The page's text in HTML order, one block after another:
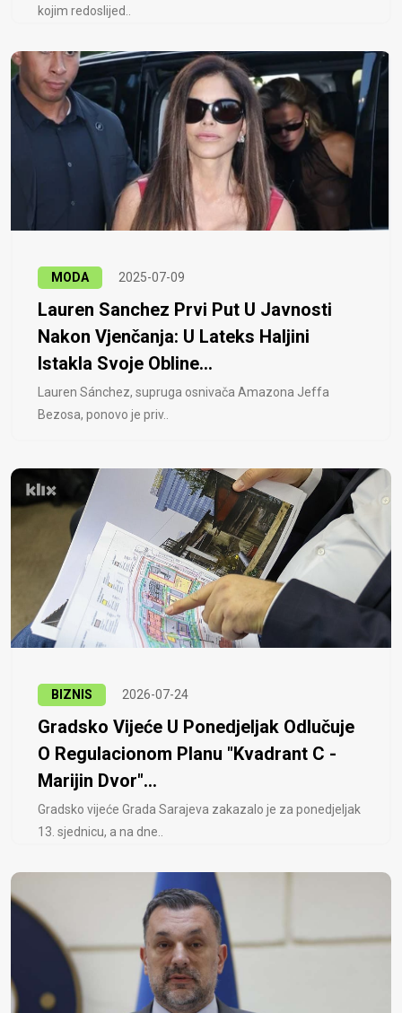
kojim redoslijed..
MODA 2025-07-09
Lauren Sanchez Prvi Put U Javnosti
Nakon Vjenčanja: U Lateks Haljini
Istakla Svoje Obline...
Lauren Sánchez, supruga osnivača Amazona Jeffa
Bezosa, ponovo je priv..
BIZNIS 2026-07-24
Gradsko Vijeće U Ponedjeljak Odlučuje
O Regulacionom Planu "Kvadrant C -
Marijin Dvor"...
Gradsko vijeće Grada Sarajeva zakazalo je za ponedjeljak
13. sjednicu, a na dne..